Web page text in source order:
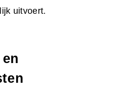
uitvoert.